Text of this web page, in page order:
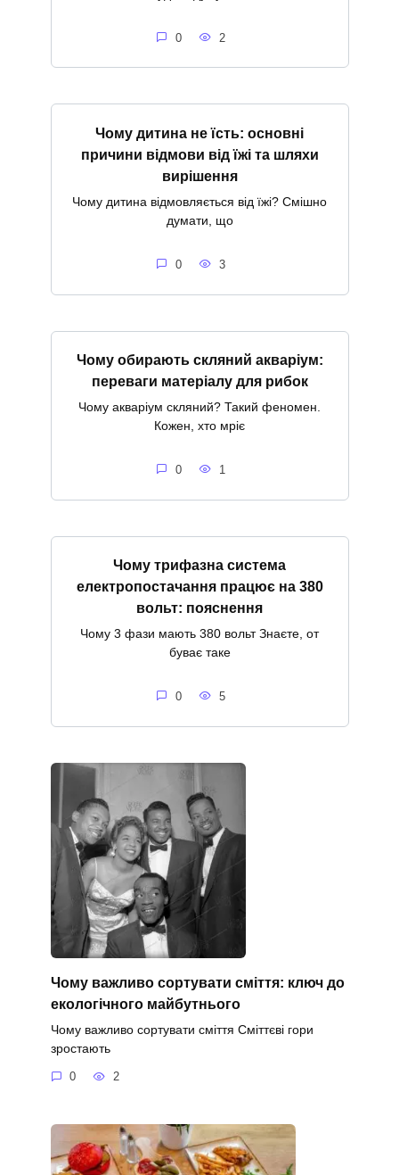
0 2
Чому дитина не їсть: основні
причини відмови від їжі та шляхи
вирішення
Чому дитина відмовляється від їжі? Смішно
думати, що
0 3
Чому обирають скляний акваріум:
переваги матеріалу для рибок
Чому акваріум скляний? Такий феномен.
Кожен, хто мріє
0 1
Чому трифазна система
електропостачання працює на 380
вольт: пояснення
Чому 3 фази мають 380 вольт Знаєте, от
буває таке
0 5
Чому важливо сортувати сміття: ключ до
екологічного майбутнього
Чому важливо сортувати сміття Сміттєві гори
зростають
0 2